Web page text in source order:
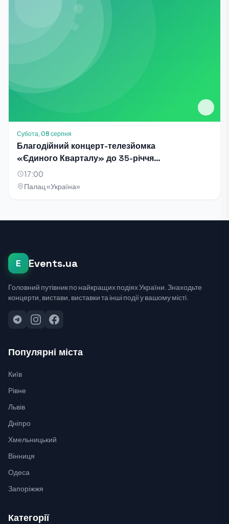
Субота, 08 серпня
Благодійний концерт-телезйомка
«Єдиного Кварталу» до 35-річчя
Незалежності України
17:00
Палац «Україна»
E Events.ua
Головний путівник по найкращих подіях України. Знаходьте
концерти, вистави, виставки та інші події у вашому місті.
Популярні міста
Київ
Рівне
Львів
Дніпро
Хмельницький
Вінниця
Одеса
Запоріжжя
Категорії